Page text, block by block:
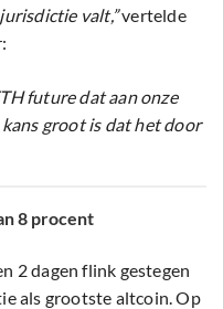
valt,”vertelde
future dat aan onze
groot is dat het door
8 procent
2 dagen flink gestegen
als grootste altcoin. Op